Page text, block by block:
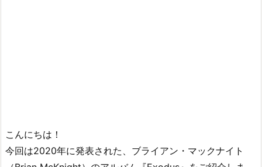
こんにちは！
今回は2020年に発表された、ブライアン・マックナイト